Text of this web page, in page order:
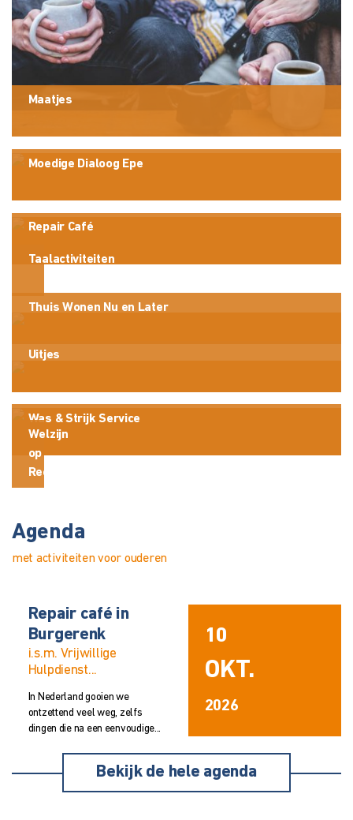
Maatjes
Moedige Dialoog Epe
Repair Café
Taalactiviteiten
Thuis Wonen Nu en Later
Uitjes
Was & Strijk Service
Welzijn
op
Recept
Agenda
met activiteiten voor ouderen
Repair café in
Burgerenk
i.s.m. Vrijwillige
Hulpdienst...
In Nederland gooien we
ontzettend veel weg, zelfs
dingen die na een eenvoudige...
10
OKT.
2026
Bekijk de hele agenda